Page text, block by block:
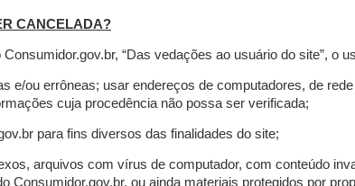
CANCELADA?
“Das vedações ao usuário do site”, o
e/ou errôneas; usar endereços de computadores, de
cuja procedência não possa ser verificada;
para fins diversos das finalidades do site;
arquivos com vírus de computador, com conteúdo
Consumidor.gov.br, ou ainda materiais protegidos por